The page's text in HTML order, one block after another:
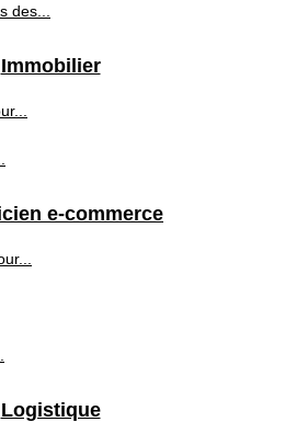
des...
Immobilier
e-commerce
Logistique